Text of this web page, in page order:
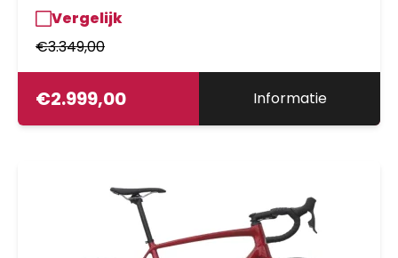
Vergelijk
€3.349,00
€2.999,00 Informatie